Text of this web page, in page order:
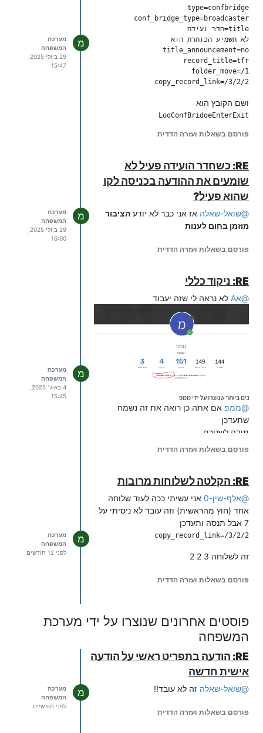
copy_record_link=/3/2/2
ושם הקובץ הוא
LogConfBridgeEnterExit
וזה עובד
פורסם בשאלות ועזרה הדדית
מ
מערכת
המשפחה
15:47
RE: כשחדר הועידה פעיל לא
שומעים את ההודעה בכניסה לקו
שהוא פעיל?
@שואל-שאלה אז אני כבר לא יודע הציבור
מוזמן בחום לענות
פורסם בשאלות ועזרה הדדית
מ
מערכת
המשפחה
16:00
RE: ניקוד כללי
@אA לא נראה לי שזה יעבוד
@ממפ אם אתה כן רואה את זה נשמח
שתעדכן
תודה לשניכם
פורסם בשאלות ועזרה הדדית
מ
מערכת
המשפחה
15:45
RE: הקלטה לשלוחות מרובות
@אלף-שין-0
אני עשיתי ככה לעוד שלוחה
אחד (חוץ מהראשית) וזה עובד לא ניסיתי על
7 אבל תנסה ותעדכן
copy_record_link=/3/2/2
זה לשלוחה 3 2 2
פורסם בשאלות ועזרה הדדית
מ
מערכת
המשפחה
לפני 12 חודשים
פוסטים אחרונים שנוצרו על ידי מערכת
המשפחה
RE: הודעה בתפריט ראשי על הודעה
אישית חדשה
@שואל-שאלה זה לא עובד!!
פורסם בשאלות ועזרה הדדית
מ
מערכת
המשפחה
לפני חודשיים